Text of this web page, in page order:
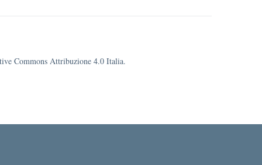
Commons Attribuzione 4.0 Italia.